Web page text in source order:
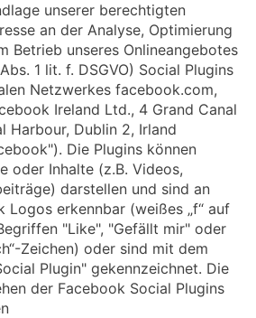
unserer berechtigten
an der Analyse, Optimierung
Betrieb unseres Onlineangebotes
1 lit. f. DSGVO) Social Plugins
Netzwerkes facebook.com,
Ireland Ltd., 4 Grand Canal
Harbour, Dublin 2, Irland
Die Plugins können
oder Inhalte (z.B. Videos,
darstellen und sind an
Logos erkennbar (weißes „f“ auf
"Like", "Gefällt mir" oder
Zeichen) oder sind mit dem
Plugin" gekennzeichnet. Die
der Facebook Social Plugins